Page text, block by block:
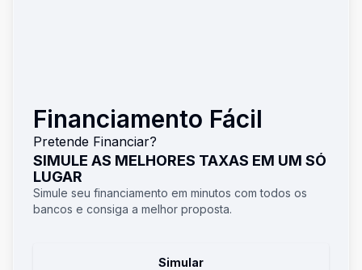
Financiamento Fácil
Pretende Financiar?
SIMULE AS MELHORES TAXAS EM UM SÓ
LUGAR
Simule seu financiamento em minutos com todos os
bancos e consiga a melhor proposta.
Simular